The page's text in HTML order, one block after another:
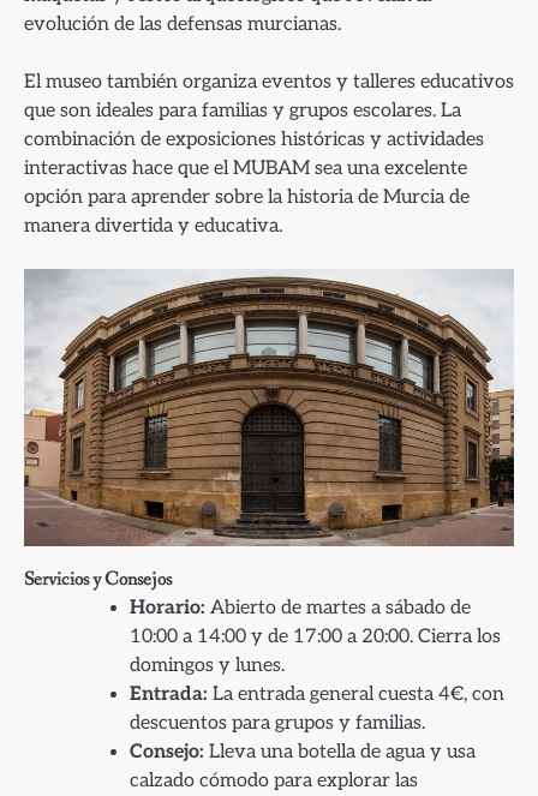
evolución de las defensas murcianas.
El museo también organiza eventos y talleres educativos
que son ideales para familias y grupos escolares. La
combinación de exposiciones históricas y actividades
interactivas hace que el MUBAM sea una excelente
opción para aprender sobre la historia de Murcia de
manera divertida y educativa.
Servicios y Consejos
Horario: Abierto de martes a sábado de
10:00 a 14:00 y de 17:00 a 20:00. Cierra los
domingos y lunes.
Entrada: La entrada general cuesta 4€, con
descuentos para grupos y familias.
Consejo: Lleva una botella de agua y usa
calzado cómodo para explorar las